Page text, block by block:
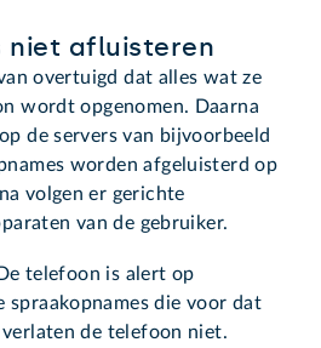
niet afluisteren
overtuigd dat alles wat ze
wordt opgenomen. Daarna
de servers van bijvoorbeeld
worden afgeluisterd op
volgen er gerichte
van de gebruiker.
telefoon is alert op
spraakopnames die voor dat
de telefoon niet.